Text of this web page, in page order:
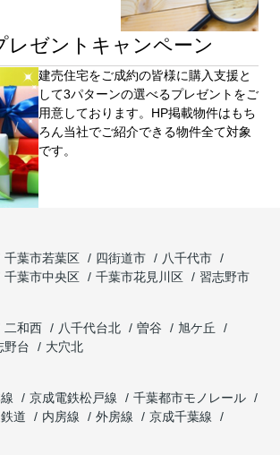
レゼントキャンペーン
建売住宅をご成約の皆様に購⼊⽀援と
して3パターンの選べるプレゼントをご
用意しております。HP掲載物件はもち
ろん当社でご紹介できる物件全て対象
です。
千葉市若葉区 四街道市
八千代市
千葉市中央区 千葉市花見川区
習志野市
二和西 八千代台北 曽谷
旭ケ丘
野台
大穴北
京成電鉄松戸線
千葉都市モノレール
道 内房線 外房線
京成千葉線